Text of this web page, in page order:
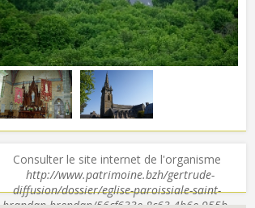
Consulter le site internet de l'organisme
http://www.patrimoine.bzh/gertrude-
diffusion/dossier/eglise-paroissiale-saint-